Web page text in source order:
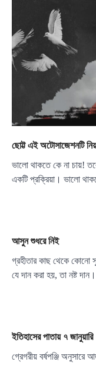
ছোট্ট এই অটোসাজেশনটি
ভালো থাকতে কে না চায়!
একটি প্রক্রিয়া। ভালো
আসুন শুধরে নিই
গ্রহীতার কাছ থেকে কোনো
যে দান করা হয়, তা নষ্ট
ইতিহাসের পাতায় ৭ জানুয়ারি
গ্রেগরীয় বর্ষপঞ্জি